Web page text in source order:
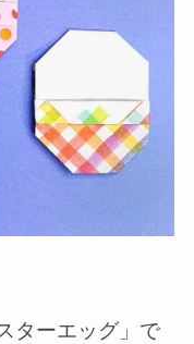
ターエッグ」で